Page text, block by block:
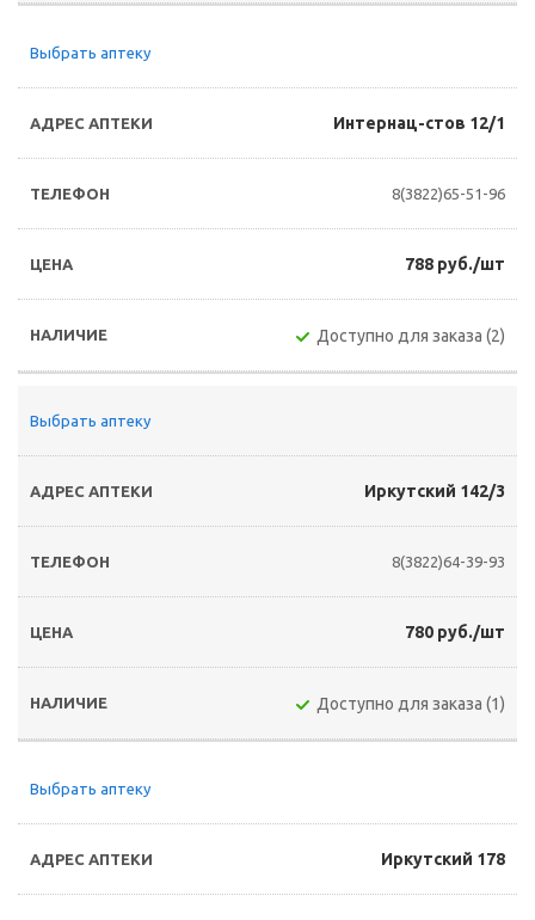
Выбрать аптеку
Интернац-стов 12/1
8(3822)65-51-96
788 руб./шт
Доступно для заказа (2)
Выбрать аптеку
Иркутский 142/3
8(3822)64-39-93
780 руб./шт
Доступно для заказа (1)
Выбрать аптеку
Иркутский 178